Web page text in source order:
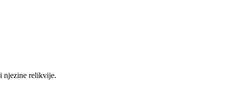
njezine relikvije.